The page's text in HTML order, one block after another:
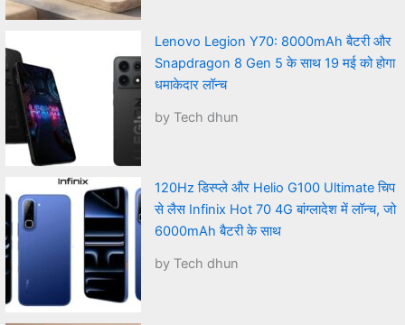
Lenovo Legion Y70: 8000mAh बैटरी और
Snapdragon 8 Gen 5 के साथ 19 मई को होगा
धमाकेदार लॉन्च
by Tech dhun
120Hz डिस्प्ले और Helio G100 Ultimate चिप
से लैस Infinix Hot 70 4G बांग्लादेश में लॉन्च, जो
6000mAh बैटरी के साथ
by Tech dhun